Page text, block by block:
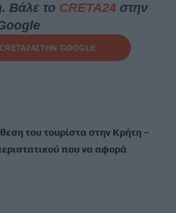
Βάλε το CRETA24στην
CRETA24ΣΤΗΝ GOOGLE
του τουρίστα στην Κρήτη –
που να αφορά